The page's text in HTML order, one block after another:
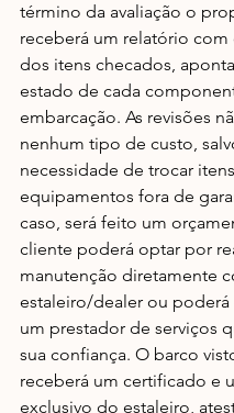
término da avaliação o
receberá um relatório com
dos itens checados,
estado de cada
embarcação. As revisões
nenhum tipo de custo,
necessidade de trocar
equipamentos fora de
caso, será feito um
cliente poderá optar por
manutenção diretamente
estaleiro/dealer ou poderá
um prestador de serviços
sua confiança. O barco
receberá um certificado e
exclusivo do estaleiro,